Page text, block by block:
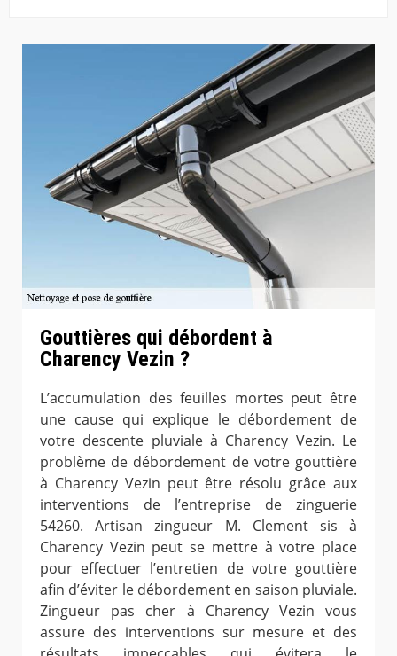
Gouttières qui débordent à
Charency Vezin ?
L’accumulation des feuilles mortes peut être
une cause qui explique le débordement de
votre descente pluviale à Charency Vezin. Le
problème de débordement de votre gouttière
à Charency Vezin peut être résolu grâce aux
interventions de l’entreprise de zinguerie
54260. Artisan zingueur M. Clement sis à
Charency Vezin peut se mettre à votre place
pour effectuer l’entretien de votre gouttière
afin d’éviter le débordement en saison pluviale.
Zingueur pas cher à Charency Vezin vous
assure des interventions sur mesure et des